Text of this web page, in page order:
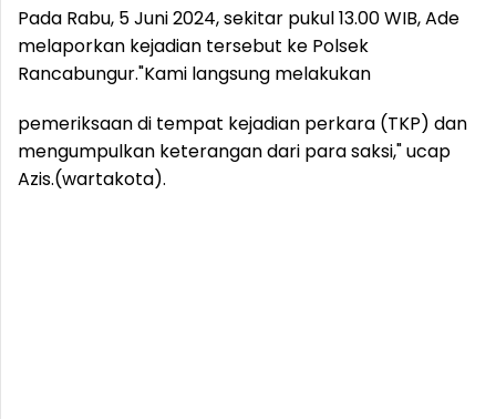
Pada Rabu, 5 Juni 2024, sekitar pukul 13.00 WIB, Ade
melaporkan kejadian tersebut ke Polsek
Rancabungur."Kami langsung melakukan
pemeriksaan di tempat kejadian perkara (TKP) dan
mengumpulkan keterangan dari para saksi," ucap
Azis.(wartakota).